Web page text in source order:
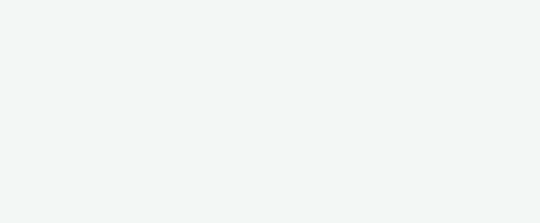
das Thema eines Vortrags am 13.11.2019 im
Health, wird die Hintergründe